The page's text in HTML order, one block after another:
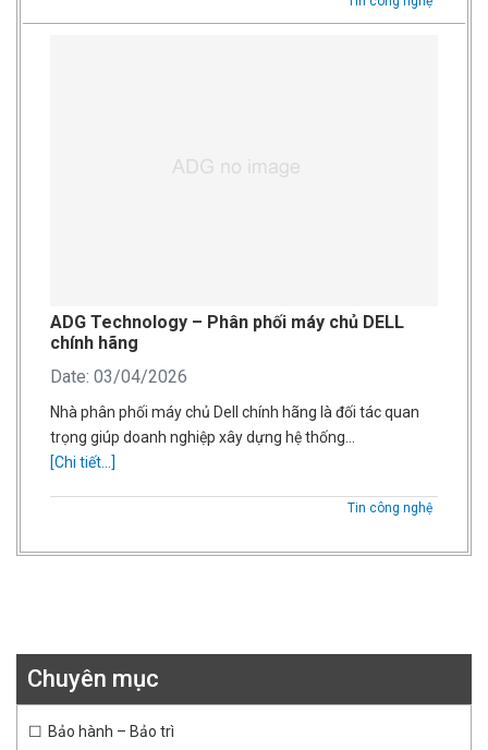
ADG Technology – Phân phối máy chủ DELL
chính hãng
Date: 03/04/2026
Nhà phân phối máy chủ Dell chính hãng là đối tác quan
trọng giúp doanh nghiệp xây dựng hệ thống…
[Chi tiết...]
Tin công nghệ
Chuyên mục
Bảo hành – Bảo trì